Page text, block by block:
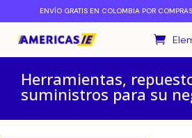
ENVÍO GRATIS EN COLOMBIA POR
Herramientas,
suministros para su